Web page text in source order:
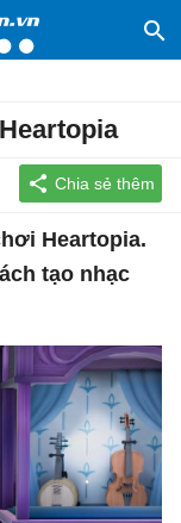
Heartopia.
tạo nhạc